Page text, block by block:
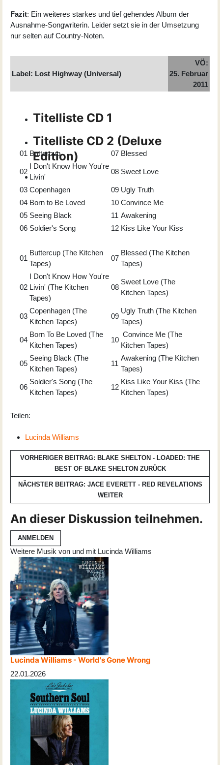
Fazit: Ein weiteres starkes und tief gehendes Album der
Ausnahme-Songwriterin. Leider setzt sie in der Umsetzung
nur selten auf Country-Noten.
Label: Lost Highway (Universal)
VÖ:
25. Februar
2011
Titelliste CD 1
Titelliste CD 2 (Deluxe
Edition)
01 Buttercup 07 Blessed
02
I Don't Know How You're
Livin'
08 Sweet Love
03 Copenhagen 09 Ugly Truth
04 Born to Be Loved 10 Convince Me
05 Seeing Black 11 Awakening
06 Soldier's Song 12 Kiss Like Your Kiss
01
Buttercup (The Kitchen
Tapes)
07
Blessed (The Kitchen
Tapes)
02
I Don't Know How You're
Livin' (The Kitchen
Tapes)
08
Sweet Love (The
Kitchen Tapes)
03
Copenhagen (The
Kitchen Tapes)
09
Ugly Truth (The Kitchen
Tapes)
04
Born To Be Loved (The
Kitchen Tapes)
10
Convince Me (The
Kitchen Tapes)
05
Seeing Black (The
Kitchen Tapes)
11
Awakening (The Kitchen
Tapes)
06
Soldier's Song (The
Kitchen Tapes)
12
Kiss Like Your Kiss (The
Kitchen Tapes)
Teilen:
Lucinda Williams
VORHERIGER BEITRAG: BLAKE SHELTON - LOADED: THE
BEST OF BLAKE SHELTON ZURÜCK
NÄCHSTER BEITRAG: JACE EVERETT - RED REVELATIONS
WEITER
An dieser Diskussion teilnehmen.
ANMELDEN
Weitere Musik von und mit Lucinda Williams
Lucinda Williams - World's Gone Wrong
22.01.2026